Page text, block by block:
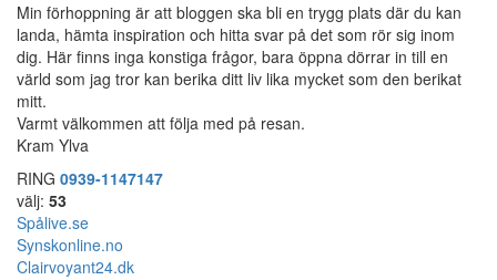
Min förhoppning är att bloggen ska bli en trygg plats där du kan
landa, hämta inspiration och hitta svar på det som rör sig inom
dig. Här finns inga konstiga frågor, bara öppna dörrar in till en
värld som jag tror kan berika ditt liv lika mycket som den berikat
mitt.
Varmt välkommen att följa med på resan.
Kram Ylva
RING 0939-1147147
välj: 53
Spålive.se
Synskonline.no
Clairvoyant24.dk